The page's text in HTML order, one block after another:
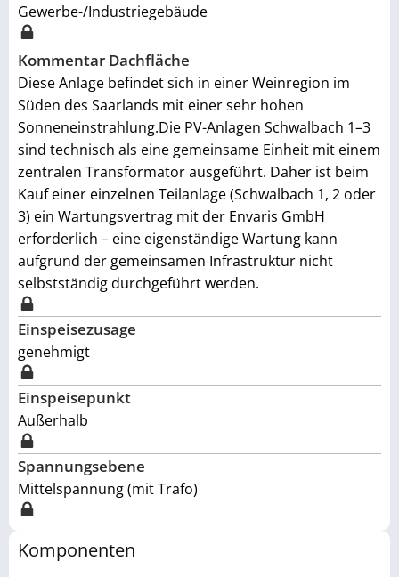
Gewerbe-/Industriegebäude
Kommentar Dachfläche
Diese Anlage befindet sich in einer Weinregion im
Süden des Saarlands mit einer sehr hohen
Sonneneinstrahlung.Die PV-Anlagen Schwalbach 1–3
sind technisch als eine gemeinsame Einheit mit einem
zentralen Transformator ausgeführt. Daher ist beim
Kauf einer einzelnen Teilanlage (Schwalbach 1, 2 oder
3) ein Wartungsvertrag mit der Envaris GmbH
erforderlich – eine eigenständige Wartung kann
aufgrund der gemeinsamen Infrastruktur nicht
selbstständig durchgeführt werden.
Einspeisezusage
genehmigt
Einspeisepunkt
Außerhalb
Spannungsebene
Mittelspannung (mit Trafo)
Komponenten